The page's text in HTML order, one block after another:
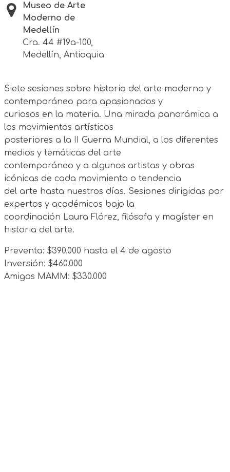
Museo de Arte
Moderno de
Medellín
Cra. 44 #19a-100,
Medellín, Antioquia
Siete sesiones sobre historia del arte moderno y
contemporáneo para apasionados y
curiosos en la materia. Una mirada panorámica a
los movimientos artísticos
posteriores a la II Guerra Mundial, a los diferentes
medios y temáticas del arte
contemporáneo y a algunos artistas y obras
icónicas de cada movimiento o tendencia
del arte hasta nuestros días. Sesiones dirigidas por
expertos y académicos bajo la
coordinación Laura Flórez, filósofa y magíster en
historia del arte.
Preventa: $390.000 hasta el 4 de agosto
Inversión: $460.000
Amigos MAMM: $330.000